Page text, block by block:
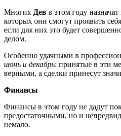
Многих Дев в этом году
которых они смогут проявить
если для них это будет
делом.
Особенно удачными в
июнь и декабрь: принятые в эти
верными, а сделки принесут
Финансы
Финансы в этом году не дадут
предостаточными, но и
немало.